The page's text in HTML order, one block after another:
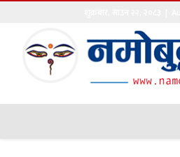
गृहपृष्ठ
राजनीति